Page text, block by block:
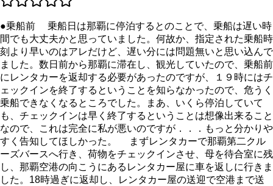
●乗船前 乗船日は那覇に停泊するとのことで、乗船は遅い時
間でも大丈夫かと思っていました。何故か、指定された乗船時
刻より早いのはアレだけど、遅い分には問題無いと思い込んで
ました。数日前から那覇に滞在し、観光していたので、乗船前
にレンタカーを返却する必要があったのですが、１９時にはチ
ェックインを終了するということを知らなかったので、危うく
乗船できなくなるところでした。まあ、いくら停泊していて
も、チェックインは早く終了するということは想像出来ること
なので、これは完全に私が悪いのですが．．．もっと分かりや
すく告知してほしかった。 まずレンタカーで那覇第二クル
ーズバースへ行き、荷物をチェックインさせ、母を待合室に残
し、那覇空港の向こうにあるレンタカー屋に車を返しに行きま
した。18時過ぎに返却し、レンタカー屋の送迎で空港まで送